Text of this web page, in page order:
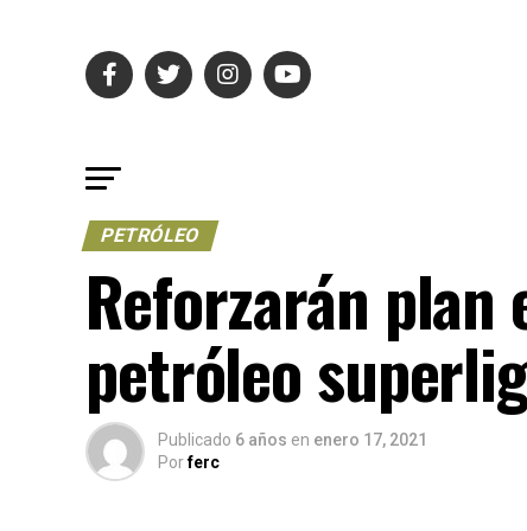
PETRÓLEO
Reforzarán
petróleo
Publicado 6 años en enero 17, 2021
Porferc